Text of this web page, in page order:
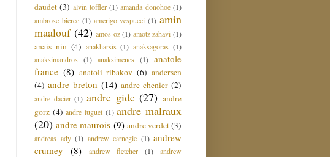
daudet (3) alvin toffler (1) amanda donohoe (1)
ambrose bierce (1) amerigo vespucci (1) amin
maalouf (42) amos oz (1) amotz zahavi (1)
anais nin (4) anakharsis (1) anaksagoras (1)
anaksimandros
(1) anaksimenes (1) anatole
france (8) anatoli ribakov (6) andersen
(4) andre breton (14) andre chenier (2)
andre dacier (1) andre gide (27) andre
gorz (4) andre luguet (1) andre malraux
(20) andre maurois (9) andre verdet(3)
andreas ady (1) andrew carnegie (1) andrew
crumey
(8) andrew fletcher (1)
andrew